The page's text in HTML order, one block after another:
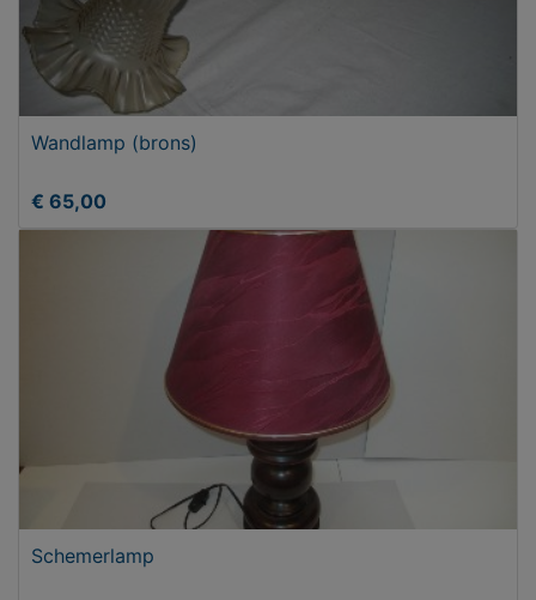
Wandlamp (brons)
€ 65,00
Schemerlamp